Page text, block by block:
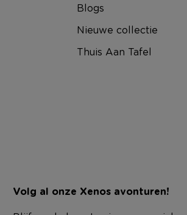
Blogs
Nieuwe collectie
Thuis Aan Tafel
Volg al onze Xenos avonturen!